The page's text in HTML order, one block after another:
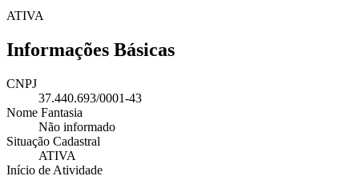
ATIVA
Informações Básicas
CNPJ
37.440.693/0001-43
Nome Fantasia
Não informado
Situação Cadastral
ATIVA
Início de Atividade